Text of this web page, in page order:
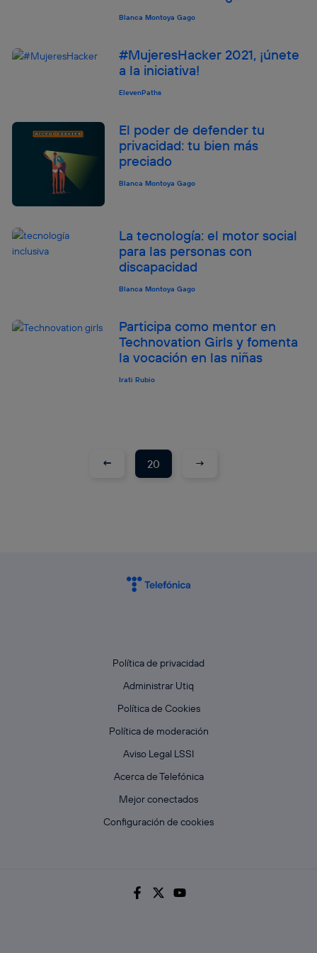
Blanca Montoya Gago
#MujeresHacker 2021, ¡únete
a la iniciativa!
ElevenPaths
El poder de defender tu
privacidad: tu bien más
preciado
Blanca Montoya Gago
La tecnología: el motor social
para las personas con
discapacidad
Blanca Montoya Gago
Participa como mentor en
Technovation Girls y fomenta
la vocación en las niñas
Irati Rubio
← 20 →
Política de privacidad
Administrar Utiq
Política de Cookies
Política de moderación
Aviso Legal LSSI
Acerca de Telefónica
Mejor conectados
Configuración de cookies